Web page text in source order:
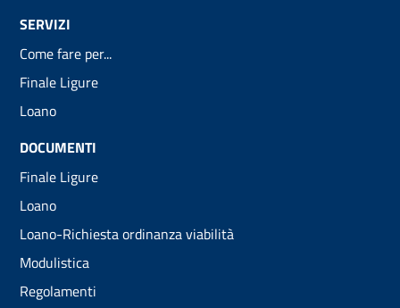
SERVIZI
Come fare per...
Finale Ligure
Loano
DOCUMENTI
Finale Ligure
Loano
Loano-Richiesta ordinanza viabilità
Modulistica
Regolamenti